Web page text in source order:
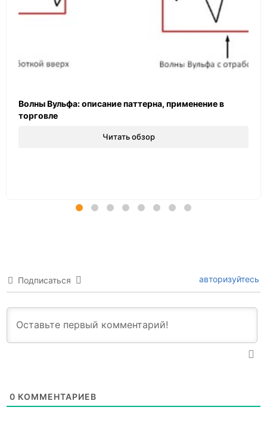
Волны Вульфа: описание паттерна, применение в
торговле
Читать обзор
Подписаться авторизуйтесь
0 КОММЕНТАРИЕВ